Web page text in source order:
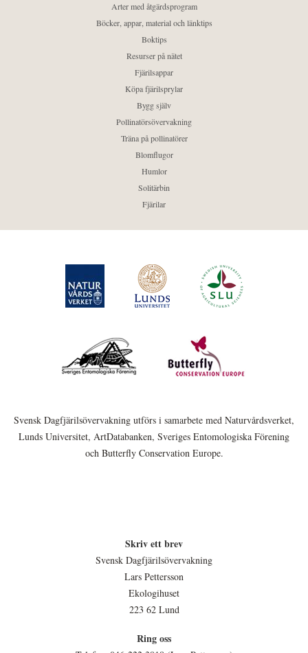
Arter med åtgärdsprogram
Böcker, appar, material och länktips
Boktips
Resurser på nätet
Fjärilsappar
Köpa fjärilsprylar
Bygg själv
Pollinatörsövervakning
Träna på pollinatörer
Blomflugor
Humlor
Solitärbin
Fjärilar
Svensk Dagfjärilsövervakning utförs i samarbete med Naturvårdsverket,
Lunds Universitet, ArtDatabanken, Sveriges Entomologiska Förening
och Butterfly Conservation Europe.
Skriv ett brev
Svensk Dagfjärilsövervakning
Lars Pettersson
Ekologihuset
223 62 Lund
Ring oss